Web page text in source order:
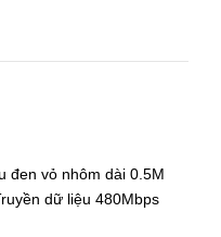
đen vỏ nhôm dài 0.5M
dữ liệu 480Mbps